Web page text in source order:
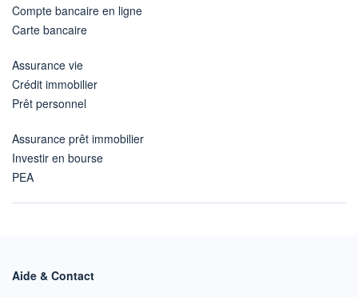
Compte bancaire en ligne
Carte bancaire
Assurance vie
Crédit immobilier
Prêt personnel
Assurance prêt immobilier
Investir en bourse
PEA
Aide & Contact